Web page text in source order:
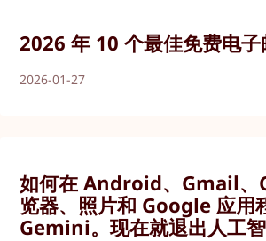
2026 年 10 个最佳免费电
2026-01-27
如何在 Android、Gmail
览器、照片和 Google 应用
Gemini。现在就退出人工智